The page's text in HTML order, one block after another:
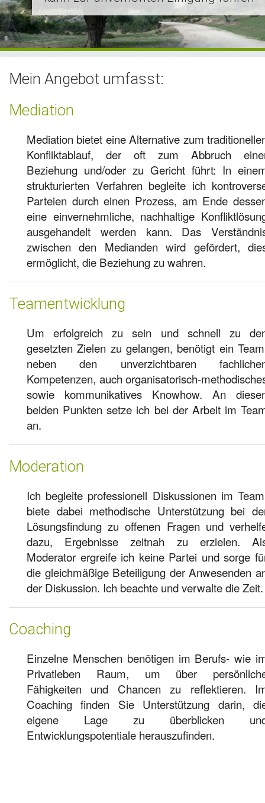
Moderation
Coaching
Leistungsfähigkeit
Mein Angebot umfasst:
Mediation
Mediation bietet eine Alternative zum
Konfliktablauf, der oft zum Abbruch
Beziehung und/oder zu Gericht führt: In
strukturierten Verfahren begleite ich
Parteien durch einen Prozess, am Ende
eine einvernehmliche, nachhaltige
ausgehandelt werden kann. Das
zwischen den Medianden wird gefördert,
ermöglicht, die Beziehung zu wahren.
Teamentwicklung
Um erfolgreich zu sein und schnell zu
gesetzten Zielen zu gelangen, benötigt ein
neben den unverzichtbaren
Kompetenzen, auch organisatorisch-
sowie kommunikatives Knowhow. An
beiden Punkten setze ich bei der Arbeit im
an.
Moderation
Ich begleite professionell Diskussionen im
biete dabei methodische Unterstützung bei
Lösungsfindung zu offenen Fragen und
dazu, Ergebnisse zeitnah zu erzielen.
Moderator ergreife ich keine Partei und sorge
die gleichmäßige Beteiligung der Anwesenden
der Diskussion. Ich beachte und verwalte die Zeit.
Coaching
Einzelne Menschen benötigen im Berufs- wie
Privatleben Raum, um über
Fähigkeiten und Chancen zu reflektieren.
Coaching finden Sie Unterstützung darin,
eigene Lage zu überblicken
Entwicklungspotentiale herauszufinden.